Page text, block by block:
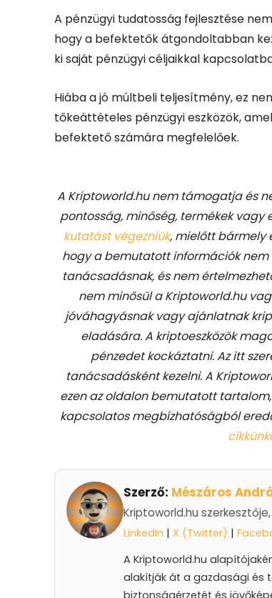
A pénzügyi tudatosság fejlesztése
hogy a befektetők átgondoltabban
ki saját pénzügyi céljaikkal
Hiába a jó múltbeli teljesítmény, ez
tőkeáttételes pénzügyi eszközök,
befektető számára megfelelőek.
A Kriptoworld.hu nem támogatja és
pontosság, minőség, termékek
kutatást végezniük, mielőtt bármely
hogy a bemutatott információk nem
tanácsadásnak, és nem
nem minősül a Kriptoworld.hu
jóváhagyásnak vagy ajánlatnak
eladására. A kriptoeszközök
pénzedet kockáztatni. Az itt
tanácsadásként kezelni. A
ezen az oldalon bemutatott
kapcsolatos megbízhatóságból
Szerző: Mészáros
Kriptoworld.hu
LinkedIn | X (Twitter) |
A Kriptoworld.hu
alakítják át a gazdasági és